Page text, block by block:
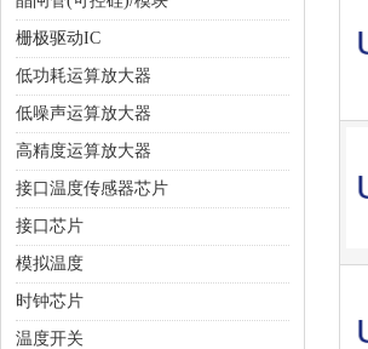
栅极驱动IC
低功耗运算放大器
低噪声运算放大器
高精度运算放大器
接口温度传感器芯片
接口芯片
模拟温度
时钟芯片
温度开关